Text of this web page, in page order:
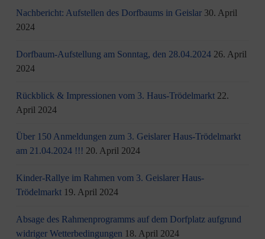
Nachbericht: Aufstellen des Dorfbaums in Geislar 30. April
2024
Dorfbaum-Aufstellung am Sonntag, den 28.04.2024 26. April
2024
Rückblick & Impressionen vom 3. Haus-Trödelmarkt 22.
April 2024
Über 150 Anmeldungen zum 3. Geislarer Haus-Trödelmarkt
am 21.04.2024 !!! 20. April 2024
Kinder-Rallye im Rahmen vom 3. Geislarer Haus-
Trödelmarkt 19. April 2024
Absage des Rahmenprogramms auf dem Dorfplatz aufgrund
widriger Wetterbedingungen 18. April 2024